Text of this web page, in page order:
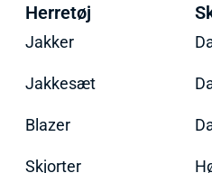
Herretøj
Jakker
Jakkesæt
Blazer
Skjorter